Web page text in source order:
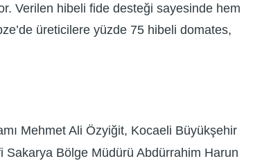
Verilen hibeli fide desteği sayesinde hem
üreticilere yüzde 75 hibeli domates,
Mehmet Ali Özyiğit, Kocaeli Büyükşehir
Sakarya Bölge Müdürü Abdürrahim Harun